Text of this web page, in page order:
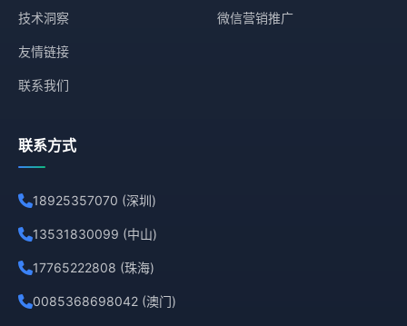
技术洞察
友情链接
联系我们
微信营销推广
联系方式
18925357070 (深圳)
13531830099 (中山)
17765222808 (珠海)
0085368698042 (澳门)